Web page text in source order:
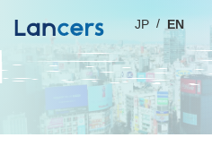
JP EN